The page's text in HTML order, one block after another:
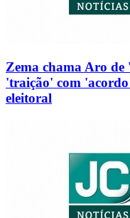
Zema chama Aro
'traição' com
eleitoral